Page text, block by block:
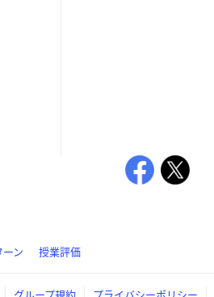
ン 授業評価